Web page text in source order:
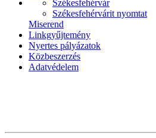
Székesfehérvár
Székesfehérvárit nyomtat
Miserend
Linkgyűjtemény
Nyertes pályázatok
Közbeszerzés
Adatvédelem